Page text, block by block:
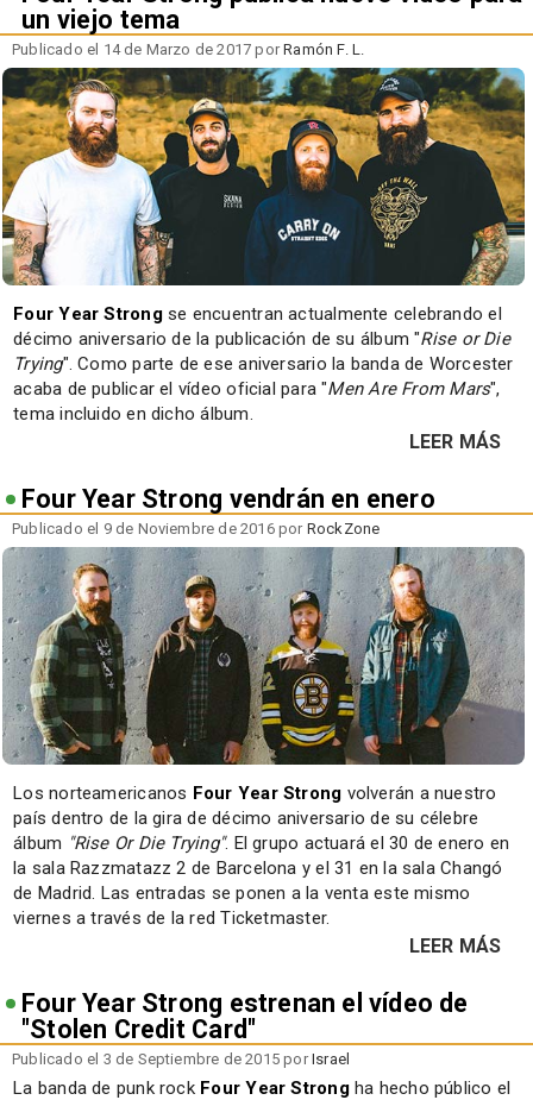
un viejo tema
Publicado el 14 de Marzo de 2017 porRamón F. L.
Four Year Strongse encuentran actualmente celebrando el
décimo aniversario de la publicación de su álbum "Rise or Die
Trying". Como parte de ese aniversario la banda de Worcester
acaba de publicar el vídeo oficial para "Men Are From Mars",
tema incluido en dicho álbum.
LEER MÁS
Four Year Strong vendrán en enero
Publicado el 9 de Noviembre de 2016 por RockZone
Los norteamericanos Four Year Strong volverán a nuestro
país dentro de la gira de décimo aniversario de su célebre
álbum "Rise Or Die Trying". El grupo actuará el 30 de enero en
la sala Razzmatazz 2 de Barcelona y el 31 en la sala Changó
de Madrid. Las entradas se ponen a la venta este mismo
viernes a través de la red Ticketmaster.
LEER MÁS
Four Year Strong estrenan el vídeo de
"Stolen Credit Card"
Publicado el 3 de Septiembre de 2015 porIsrael
La banda de punk rock Four Year Strongha hecho público el